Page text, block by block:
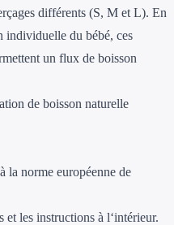
différents (S, M et L). En
individuelle du bébé, ces
un flux de boisson
de boisson naturelle
la norme européenne de
et les instructions à l‘intérieur.